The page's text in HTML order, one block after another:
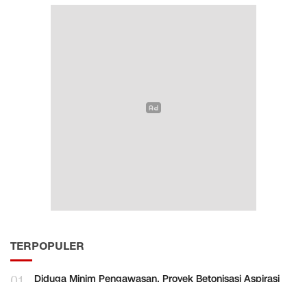
TERPOPULER
Diduga Minim Pengawasan, Proyek Betonisasi Aspirasi